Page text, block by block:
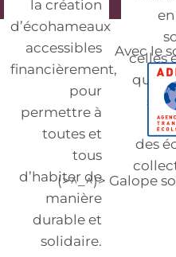
la création
d’écohameaux
accessibles
financièrement,
pour
permettre à
toutes et
tous
d’habiter de
manière
durable et
solidaire.
celles
qui
des
Avec le
(>^_^)> Galope